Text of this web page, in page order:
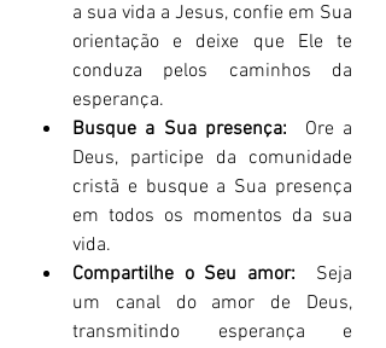
a sua vida a Jesus, confie em Sua
orientação e deixe que Ele te
conduza pelos caminhos da
esperança.
Busque a Sua presença: Ore a
Deus, participe da comunidade
cristã e busque a Sua presença
em todos os momentos da sua
vida.
Compartilhe o Seu amor: Seja
um canal do amor de Deus,
transmitindo esperança e